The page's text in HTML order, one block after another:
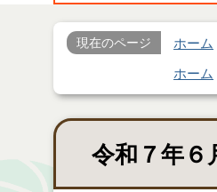
現在のページ ホーム
ホーム
令和７年